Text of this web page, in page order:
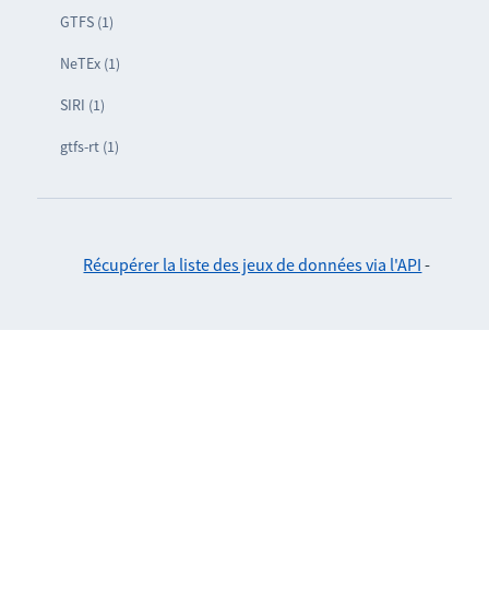
GTFS (1)
NeTEx (1)
SIRI (1)
gtfs-rt (1)
Récupérer la liste des jeux de données via l'API -